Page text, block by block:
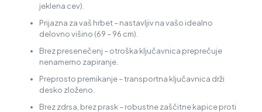
jeklena cev).
Prijazna za vaš hrbet – nastavljiv na vašo idealno
delovno višino (69 – 96 cm).
Brez presenečenj – otroška ključavnica preprečuje
nenamerno zapiranje.
Preprosto premikanje – transportna ključavnica drži
desko zloženo.
Brez zdrsa, brez prask – robustne zaščitne kapice proti